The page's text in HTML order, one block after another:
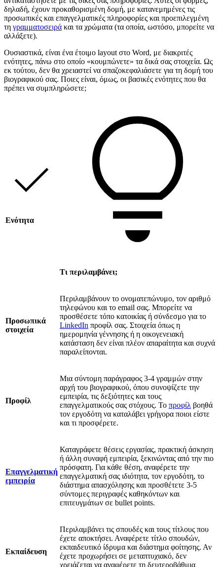
δηλαδή, έχουν προκαθορισμένη δομή, με κατανεμημένες τις
προσωπικές και επαγγελματικές πληροφορίες και προεπιλεγμένη
τη γραμματοσειρά και τα χρώματα (τα οποία, ωστόσο, μπορείτε να
αλλάξετε).
Ουσιαστικά, είναι ένα έτοιμο layout στο Word, με διακριτές
ενότητες, πάνω στο οποίο «κουμπώνετε» τα δικά σας στοιχεία. Ως
εκ τούτου, δεν θα χρειαστεί να σπαζοκεφαλιάσετε για τη δομή του
βιογραφικού σας. Ποιες είναι, όμως, οι βασικές ενότητες που θα
πρέπει να συμπληρώσετε;
Ενότητα
Τι περιλαμβάνει;
Προσωπικά
στοιχεία
Περιλαμβάνουν το ονοματεπώνυμο, τον αριθμό
τηλεφώνου και το email σας. Μπορείτε να
προσθέσετε τόπο κατοικίας ή σύνδεσμο για το
LinkedIn προφίλ σας. Στοιχεία όπως η
ημερομηνία γέννησης ή η οικογενειακή
κατάσταση δεν είναι πλέον απαραίτητα και συχνά
παραλείπονται.
Προφίλ
Μια σύντομη παράγραφος 3-4 γραμμών στην
αρχή του βιογραφικού, όπου συνοψίζετε την
εμπειρία, τις δεξιότητες και τους
επαγγελματικούς σας στόχους. Το προφίλ βοηθά
τον εργοδότη να καταλάβει γρήγορα ποιοι είστε
και τι προσφέρετε.
Επαγγελματική
εμπειρία
Καταγράφετε θέσεις εργασίας, πρακτική άσκηση
ή άλλη συναφή εμπειρία, ξεκινώντας από την πιο
πρόσφατη. Για κάθε θέση, αναφέρετε την
επαγγελματική σας ιδιότητα, τον εργοδότη, το
διάστημα απασχόλησης και προσθέτετε 3-5
σύντομες περιγραφές καθηκόντων και
επιτευγμάτων σε bullet points.
Εκπαίδευση
Περιλαμβάνει τις σπουδές και τους τίτλους που
έχετε αποκτήσει. Αναφέρετε τίτλο σπουδών,
εκπαιδευτικό ίδρυμα και διάστημα φοίτησης. Αν
έχετε προχωρήσει σε μεταπτυχιακό, δεν
χρειάζεται να αναφέρετε τη δευτεροβάθμια